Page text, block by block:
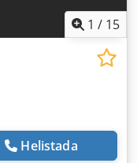
1 / 15
Helistada